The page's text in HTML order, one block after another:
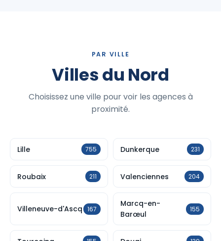
PAR VILLE
Villes du Nord
Choisissez une ville pour voir les agences à
proximité.
Lille 755 Dunkerque 231
Roubaix 211 Valenciennes 204
Villeneuve-d'Ascq 167
Marcq-en-
Barœul
155